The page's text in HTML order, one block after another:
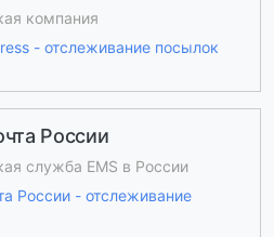
компания
- отслеживание посылок
России
служба EMS в России
России - отслеживание